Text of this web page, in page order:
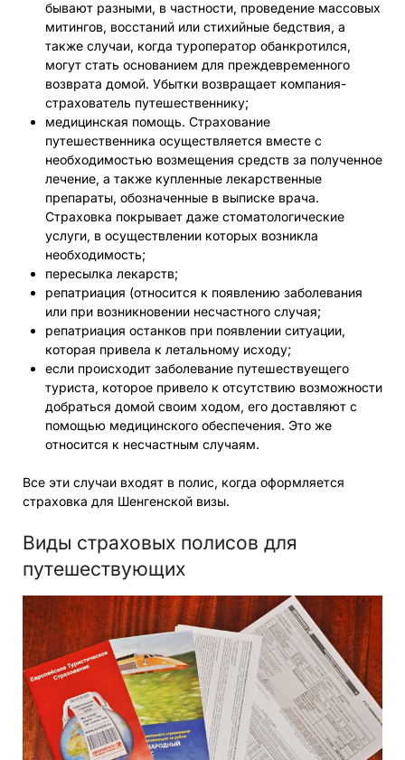
бывают разными, в частности, проведение массовых
митингов, восстаний или стихийные бедствия, а
также случаи, когда туроператор обанкротился,
могут стать основанием для преждевременного
возврата домой. Убытки возвращает компания-
страхователь путешественнику;
медицинская помощь. Страхование
путешественника осуществляется вместе с
необходимостью возмещения средств за полученное
лечение, а также купленные лекарственные
препараты, обозначенные в выписке врача.
Страховка покрывает даже стоматологические
услуги, в осуществлении которых возникла
необходимость;
пересылка лекарств;
репатриация (относится к появлению заболевания
или при возникновении несчастного случая;
репатриация останков при появлении ситуации,
которая привела к летальному исходу;
если происходит заболевание путешествуещего
туриста, которое привело к отсутствию возможности
добраться домой своим ходом, его доставляют с
помощью медицинского обеспечения. Это же
относится к несчастным случаям.
Все эти случаи входят в полис, когда оформляется
страховка для Шенгенской визы.
Виды страховых полисов для
путешествующих